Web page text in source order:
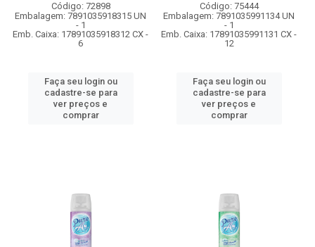
Código: 72898
Embalagem: 7891035918315 UN
- 1
Emb. Caixa: 17891035918312 CX -
6
Faça seu login ou
cadastre-se para
ver preços e
comprar
Código: 75444
Embalagem: 7891035991134 UN
- 1
Emb. Caixa: 17891035991131 CX -
12
Faça seu login ou
cadastre-se para
ver preços e
comprar